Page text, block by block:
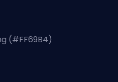
(#FF69B4)